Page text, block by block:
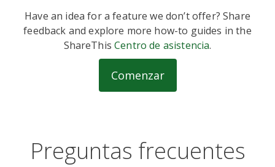
Have an idea for a feature we don’t offer? Share
feedback and explore more how-to guides in the
ShareThisCentro de asistencia.
Comenzar
Preguntas frecuentes